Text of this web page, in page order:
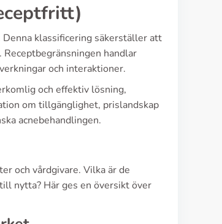
klassificering säkerställer att
handlar
och interaktioner.
och effektiv lösning,
om tillgänglighet, prislandskap
acnebehandlingen.
och vårdgivare. Vilka är de
nytta? Här ges en översikt över